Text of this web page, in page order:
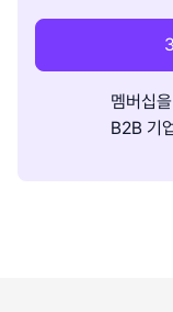
멤버십
B2B 기